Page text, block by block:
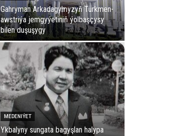
Gahryman Arkadagymyzyň Türkmen-
awstriýa jemgyýetiniň ýolbaşçysy
bilen duşuşygy
MEDENIÝET
Yk­ba­ly­ny sun­ga­ta ba­gyş­lan ha­ly­pa